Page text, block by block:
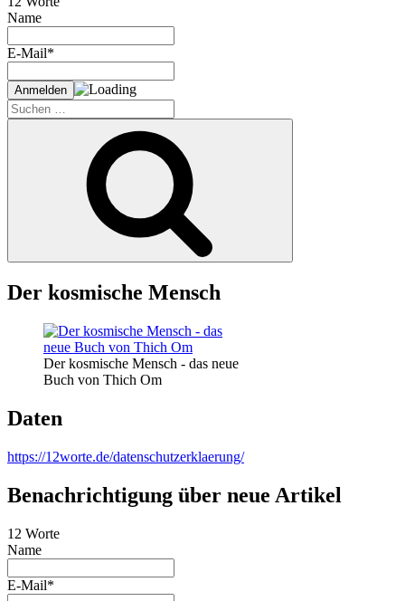
Name
E-Mail*
Suche
nach:
Der kosmische Mensch
Der kosmische Mensch - das neue
Buch von Thich Om
Daten
https://12worte.de/datenschutzerklaerung/
Benachrichtigung über neue Artikel
12 Worte
Name
E-Mail*